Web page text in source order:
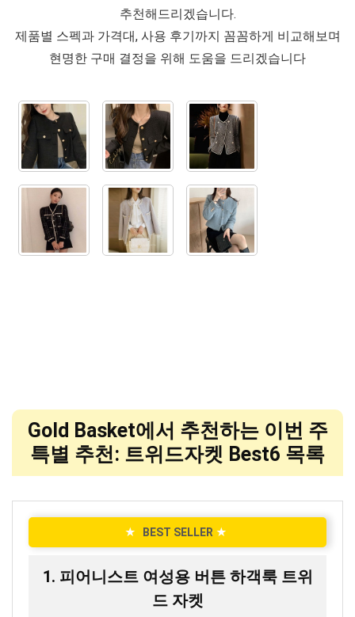
추천해드리겠습니다.
제품별 스펙과 가격대, 사용 후기까지 꼼꼼하게 비교해보며
현명한 구매 결정을 위해 도움을 드리겠습니다
Gold Basket에서 추천하는 이번 주
특별 추천: 트위드자켓 Best6 목록
★ BEST SELLER ★
1. 피어니스트 여성용 버튼 하객룩 트위
드 자켓